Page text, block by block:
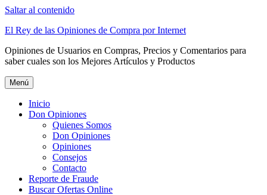
Saltar al contenido
El Rey de las Opiniones de Compra por Internet
Opiniones de Usuarios en Compras, Precios y Comentarios para
saber cuales son los Mejores Artículos y Productos
Menú
Inicio
Don Opiniones
Quienes Somos
Don Opiniones
Opiniones
Consejos
Contacto
Reporte de Fraude
Buscar Ofertas Online